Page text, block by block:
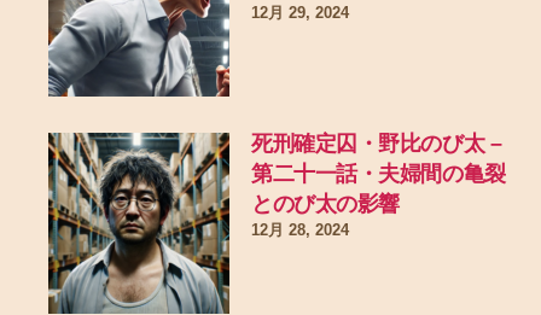
12月 29, 2024
死刑確定囚・野比のび太 –
第二十一話・夫婦間の亀裂
とのび太の影響
12月 28, 2024